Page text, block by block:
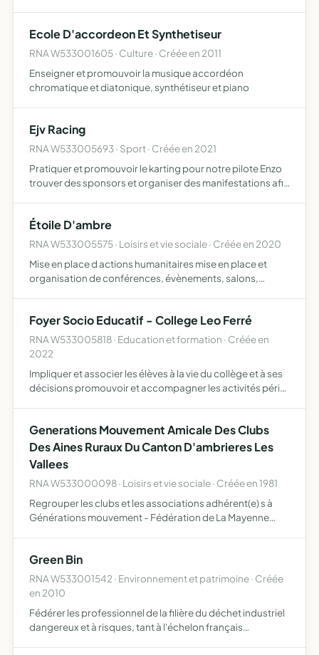
Ecole D'accordeon Et Synthetiseur
RNA W533001605 · Culture · Créée en 2011
Enseigner et promouvoir la musique accordéon
chromatique et diatonique, synthétiseur et piano
Ejv Racing
RNA W533005693 · Sport · Créée en 2021
Pratiquer et promouvoir le karting pour notre pilote Enzo
trouver des sponsors et organiser des manifestations afin
Étoile D'ambre
RNA W533005575 · Loisirs et vie sociale · Créée en 2020
Mise en place d actions humanitaires mise en place et
organisation de conférences, évènements, salons,
holistiques l …
Foyer Socio Educatif - College Leo Ferré
RNA W533005818 · Education et formation · Créée en
2022
Impliquer et associer les élèves à la vie du collège et à ses
décisions promouvoir et accompagner les activités péri-
Generations Mouvement Amicale Des Clubs
Des Aines Ruraux Du Canton D'ambrieres Les
Vallees
RNA W533000098 · Loisirs et vie sociale · Créée en 1981
Regrouper les clubs et les associations adhérent(e) s à
Générations mouvement - Fédération de La Mayenne
intérêt…
Green Bin
RNA W533001542 · Environnement et patrimoine · Créée
en 2010
Fédérer les professionnel de la filière du déchet industriel
dangereux et à risques, tant à l'échelon français